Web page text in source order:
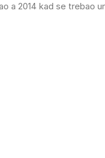
a 2014 kad se trebao